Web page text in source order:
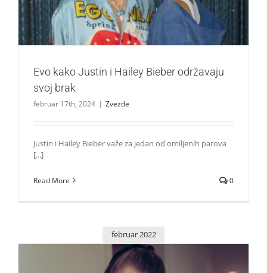
Evo kako Justin i Hailey Bieber održavaju
svoj brak
februar 17th, 2024 | Zvezde
Justin i Hailey Bieber važe za jedan od omiljenih parova
[...]
Read More 0
februar 2022